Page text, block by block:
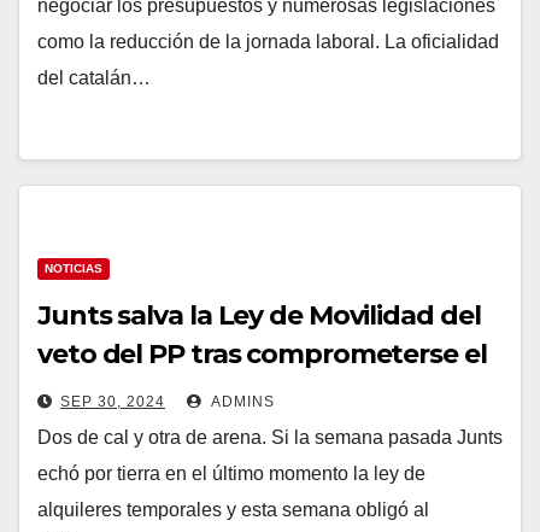
negociar los presupuestos y numerosas legislaciones
como la reducción de la jornada laboral. La oficialidad
del catalán…
NOTICIAS
Junts salva la Ley de Movilidad del
veto del PP tras comprometerse el
Gobierno a no «intervenir» la
gestión de la Generalitat
SEP 30, 2024 ADMINS
Dos de cal y otra de arena. Si la semana pasada Junts
echó por tierra en el último momento la ley de
alquileres temporales y esta semana obligó al